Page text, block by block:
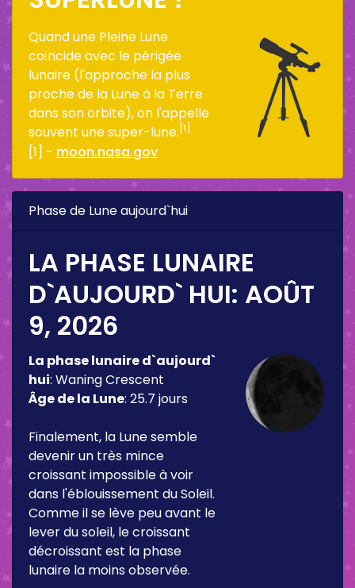
Quand une Pleine Lune
coïncide avec le périgée
lunaire (l'approche la plus
proche de la Lune à la Terre
dans son orbite), on l'appelle
souvent une super-lune. [1]
[1] - moon.nasa.gov
Phase de Lune aujourd`hui
LA PHASE LUNAIRE
D`AUJOURD` HUI: AOÛT
9, 2026
La phase lunaire d`aujourd`
hui: Waning Crescent
Âge de la Lune: 25.7 jours
Finalement, la Lune semble
devenir un très mince
croissant impossible à voir
dans l'éblouissement du Soleil.
Comme il se lève peu avant le
lever du soleil, le croissant
décroissant est la phase
lunaire la moins observée.